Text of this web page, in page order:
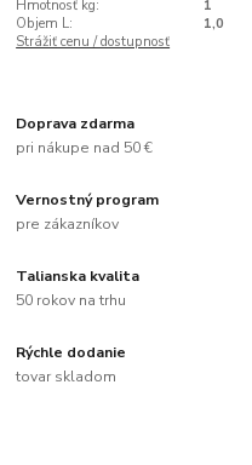
Hmotnosť kg:
1
Objem L:
1,0
Strážiť cenu / dostupnosť
Doprava zdarma
pri nákupe nad 50 €
Vernostný program
pre zákazníkov
Talianska kvalita
50 rokov na trhu
Rýchle dodanie
tovar skladom